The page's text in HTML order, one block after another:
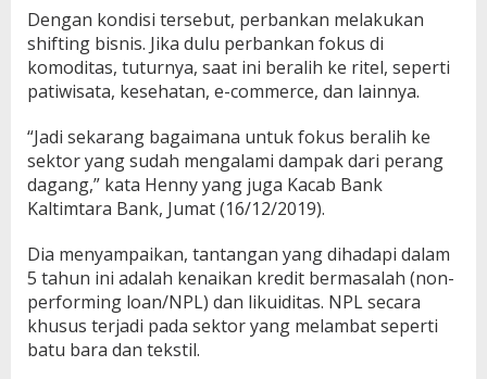
Dengan kondisi tersebut, perbankan melakukan
shifting bisnis. Jika dulu perbankan fokus di
komoditas, tuturnya, saat ini beralih ke ritel, seperti
patiwisata, kesehatan, e-commerce, dan lainnya.
“Jadi sekarang bagaimana untuk fokus beralih ke
sektor yang sudah mengalami dampak dari perang
dagang,” kata Henny yang juga Kacab Bank
Kaltimtara Bank, Jumat (16/12/2019).
Dia menyampaikan, tantangan yang dihadapi dalam
5 tahun ini adalah kenaikan kredit bermasalah (non-
performing loan/NPL) dan likuiditas. NPL secara
khusus terjadi pada sektor yang melambat seperti
batu bara dan tekstil.